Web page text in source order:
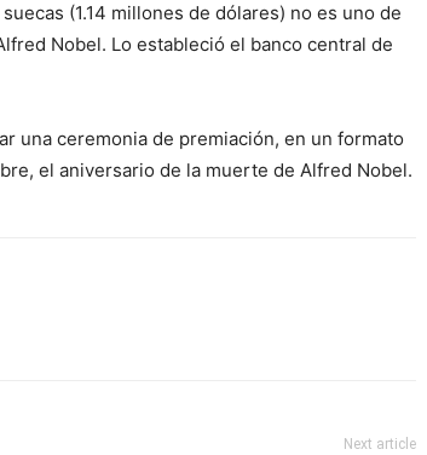
(1.14 millones de dólares) no es uno de
Nobel. Lo estableció el banco central de
una ceremonia de premiación, en un formato
el aniversario de la muerte de Alfred Nobel.
Next article